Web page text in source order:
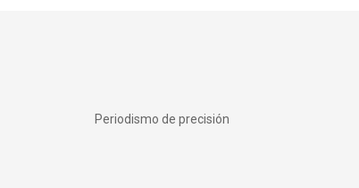
Periodismo de precisión